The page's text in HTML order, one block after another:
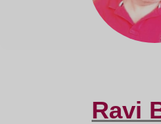
Ravi